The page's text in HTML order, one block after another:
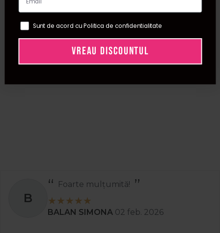
B
Foarte mulțumită!
BALAN SIMONA 02 feb. 2026
Sunt de acord cu Politica de confidentialitate
VREAU DISCOUNTUL